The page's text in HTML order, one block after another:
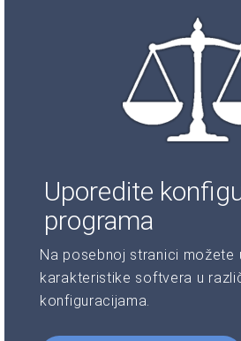
Uporedite
programa
Na posebnoj stranici možete
karakteristike softvera u
konfiguracijama.